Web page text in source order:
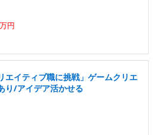
円
エイティブ職に挑戦」ゲームクリエ
り/アイデア活かせる